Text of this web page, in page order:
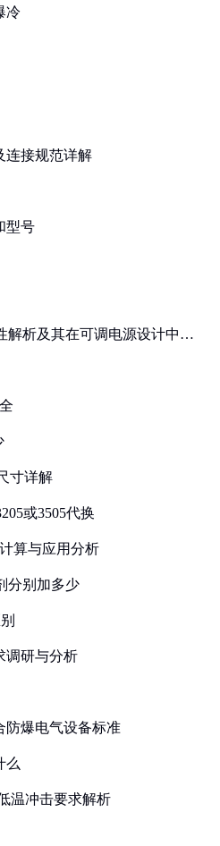
冷
连接规范详解
型号
解析及其在可调电源设计中的
寸详解
或3505代换
算与应用分析
分别加多少
调研与分析
防爆电气设备标准
么
温冲击要求解析